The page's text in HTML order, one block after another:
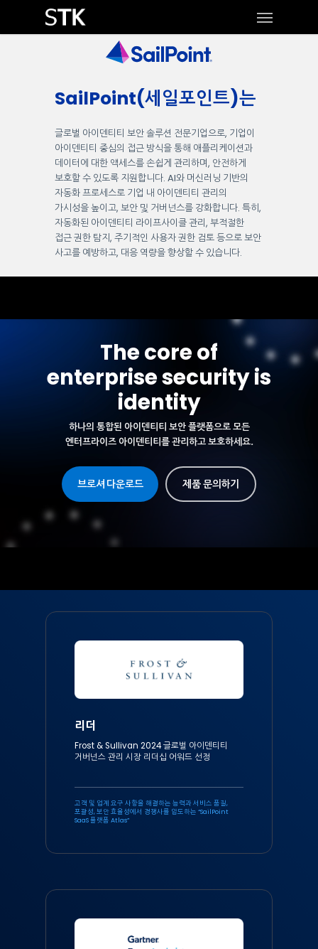
main
Menu
SailPoint(세일포인트)는
글로벌 아이덴티티 보안 솔루션 전문기업으로, 기업이
아이덴티티 중심의 접근 방식을 통해 애플리케이션과
데이터에 대한 액세스를 손쉽게 관리하며, 안전하게
보호할 수 있도록 지원합니다. AI와 머신러닝 기반의
자동화 프로세스로 기업 내 아이덴티티 관리의
가시성을 높이고, 보안 및 거버넌스를 강화합니다. 특히,
자동화된 아이덴티티 라이프사이클 관리, 부적절한
접근 권한 탐지, 주기적인 사용자 권한 검토 등으로 보안
사고를 예방하고, 대응 역량을 향상할 수 있습니다.
The core of
enterprise security is
identity
하나의 통합된 아이덴티티 보안 플랫폼으로 모든
엔터프라이즈 아이덴티티를 관리하고 보호하세요.
브로셔 다운로드 제품 문의하기
리더
Frost & Sullivan 2024 글로벌 아이덴티티
거버넌스 관리 시장 리더십 어워드 선정
고객 및 업계 요구 사항을 해결하는 능력과 서비스 품질,
포괄성, 보안 효율성에서 경쟁사를 압도하는 “SailPoint
SaaS 플랫폼 Atlas”